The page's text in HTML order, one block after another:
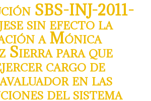
SBS-INJ-2011-
sin efecto la
a Mónica
Sierra para que
cargo de
en las
del sistema